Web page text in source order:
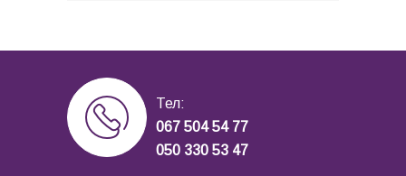
Тел:
067 504 54 77
050 330 53 47